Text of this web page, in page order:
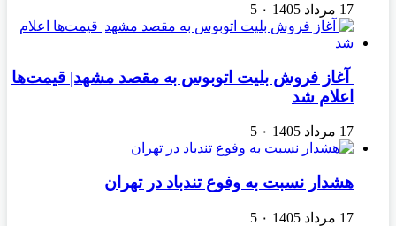
17 مرداد 1405 ۰ 5
آغاز فروش بلیت اتوبوس به مقصد مشهد| قیمت‌ها
اعلام شد
17 مرداد 1405 ۰ 5
هشدار نسبت به وفوع تندباد در تهران
17 مرداد 1405 ۰ 5